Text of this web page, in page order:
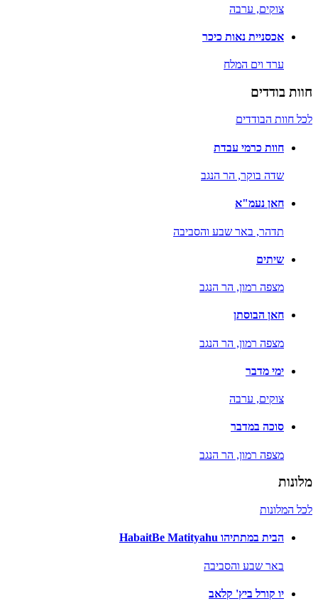
צוקים, ערבה
אכסניית נאות כיכר
ערד וים המלח
חוות בודדים
לכל חוות הבודדים
חוות כרמי עבדת
שדה בוקר, הר הנגב
חאן נעמ"א
תדהר, באר שבע והסביבה
שיתים
מצפה רמון, הר הנגב
חאן הבוסתן
מצפה רמון, הר הנגב
ימי מדבר
צוקים, ערבה
סוכה במדבר
מצפה רמון, הר הנגב
מלונות
לכל המלונות
הבית במתתיהו HabaitBe Matityahu
באר שבע והסביבה
יו קורל ביץ' קלאב